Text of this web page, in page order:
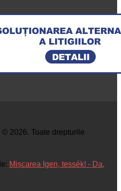
2026. Toate drepturile
Mișcarea Igen, tessék! - Da,